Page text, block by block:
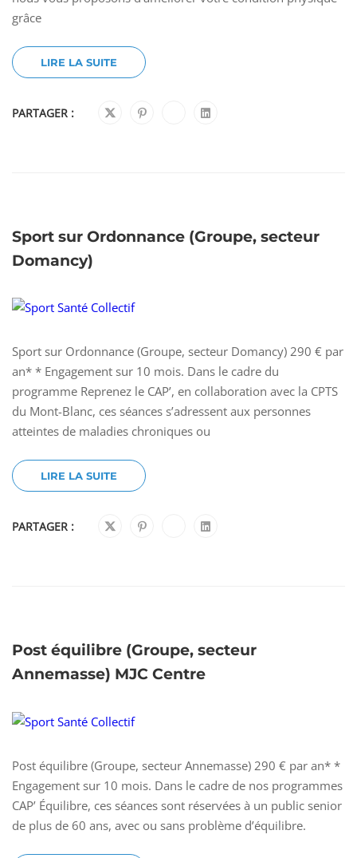
grâce
LIRE LA SUITE
PARTAGER :
Sport sur Ordonnance (Groupe, secteur
Domancy)
Sport sur Ordonnance (Groupe, secteur Domancy) 290 € par
an* * Engagement sur 10 mois. Dans le cadre du
programme Reprenez le CAP’, en collaboration avec la CPTS
du Mont-Blanc, ces séances s’adressent aux personnes
atteintes de maladies chroniques ou
LIRE LA SUITE
PARTAGER :
Post équilibre (Groupe, secteur
Annemasse) MJC Centre
Post équilibre (Groupe, secteur Annemasse) 290 € par an* *
Engagement sur 10 mois. Dans le cadre de nos programmes
CAP’ Équilibre, ces séances sont réservées à un public senior
de plus de 60 ans, avec ou sans problème d’équilibre.